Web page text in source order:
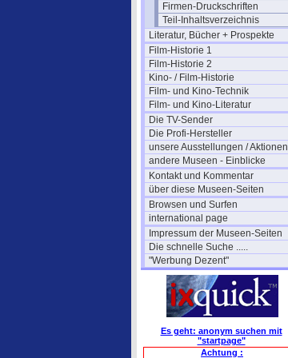
Firmen-Druckschriften
Teil-Inhaltsverzeichnis
Literatur, Bücher + Prospekte
Film-Historie 1
Film-Historie 2
Kino- / Film-Historie
Film- und Kino-Technik
Film- und Kino-Literatur
Die TV-Sender
Die Profi-Hersteller
unsere Ausstellungen / Aktionen
andere Museen - Einblicke
Kontakt und Kommentar
über diese Museen-Seiten
Browsen und Surfen
international page
Impressum der Museen-Seiten
Die schnelle Suche .....
"Werbung Dezent"
Es geht: anonym suchen mit
"startpage"
Achtung :